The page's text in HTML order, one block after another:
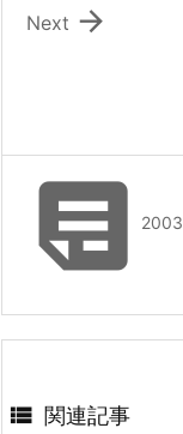

Next

 関連記事